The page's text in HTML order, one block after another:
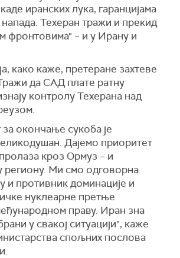
бродова "у вакууму",
владе покушавају да
својх властитих
на језику такозваног
поретка".
не доприноси ни деескалацији
нити кредибилитету
механизама", упозорио је он.
било који текст који тежи да
у Ормуском мореузу без
агресије, опсаде, претњи
права Ирана да брани
и виталне националне
мањкав, пристрасан,
и осуђен на пропаст од
снагу америчко-
савеза и његов значај за
региона.
секретар је, како се наводи
о Ирану и текућим
слободне пловидбе у
и са британском
послова Ивет Купер.
иранских лука, гаранцијама
Техеран тражи и прекид
фронтовима" – и у Ирану и
како каже, претеране захтеве
да САД плате ратну
контролу Техерана над
окончање сукоба је
Дајемо приоритет
кроз Ормуз – и
региону. Ми смо одговорна
и противник доминације и
нуклеарне претње
праву. Иран зна
у свакој ситуацији", каже
спољних послова